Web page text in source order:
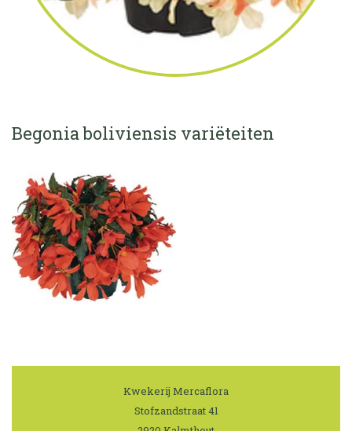
Begonia boliviensis variëteiten
Kwekerij Mercaflora
|
Stofzandstraat 41